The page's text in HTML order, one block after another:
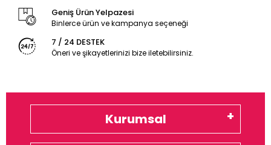
Geniş Ürün Yelpazesi
Binlerce ürün ve kampanya seçeneği
7 / 24 DESTEK
Öneri ve şikayetlerinizi bize iletebilirsiniz.
Kurumsal